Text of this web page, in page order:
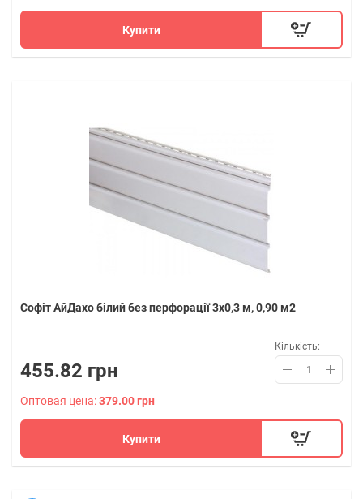
Купити
Софіт АйДахо білий без перфорації 3х0,3 м, 0,90 м2
455.82 грн
Кількість:
Оптовая цена:379.00 грн
Купити